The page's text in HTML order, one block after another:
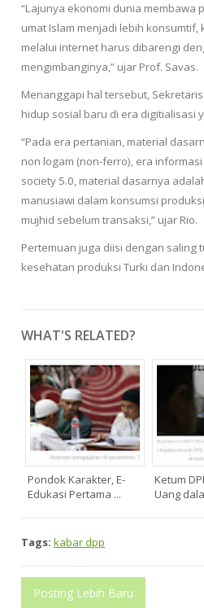
“Lajunya ekonomi dunia
umat Islam menjadi lebih
melalui internet harus dibarengi
mengimbanginya,” ujar Prof. Savas.
Menanggapi hal tersebut,
hidup sosial baru di era digitialisasi
“Pada era pertanian, material
non logam (non-ferro), era
society 5.0, material dasarnya
manusiawi dalam konsumsi
mujhid sebelum transaksi,” ujar Rio.
Pertemuan juga diisi dengan
kesehatan produksi Turki dan
WHAT'S RELATED?
Pondok Karakter, E-
Edukasi Pertama ...
Ketum
Uang
Tags: kabar dpp
Posting Lebih Baru